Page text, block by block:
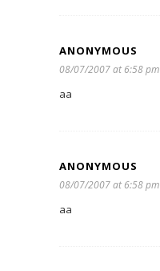
ANONYMOUS
08/07/2007 at 6:58 pm
aa
ANONYMOUS
08/07/2007 at 6:58 pm
aa